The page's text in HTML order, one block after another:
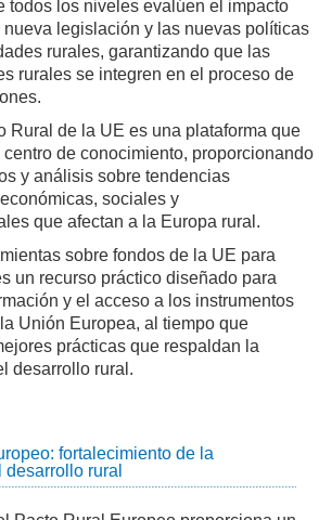
todos los niveles evalúen el impacto
nueva legislación y las nuevas políticas
rurales, garantizando que las
rurales se integren en el proceso de
Rural de la UE es una plataforma que
de conocimiento, proporcionando
y análisis sobre tendencias
sociales y
que afectan a la Europa rural.
sobre fondos de la UE para
un recurso práctico diseñado para
y el acceso a los instrumentos
Unión Europea, al tiempo que
prácticas que respaldan la
desarrollo rural.
fortalecimiento de la
rural